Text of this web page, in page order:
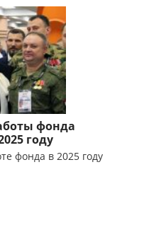
фонда
году
фонда в 2025 году